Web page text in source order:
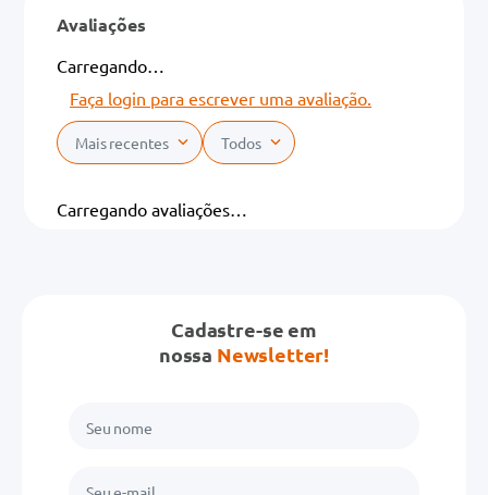
Avaliações
Carregando…
Faça login para escrever uma avaliação.
Mais recentes Todos
Carregando avaliações…
Cadastre-se em
nossa Newsletter!